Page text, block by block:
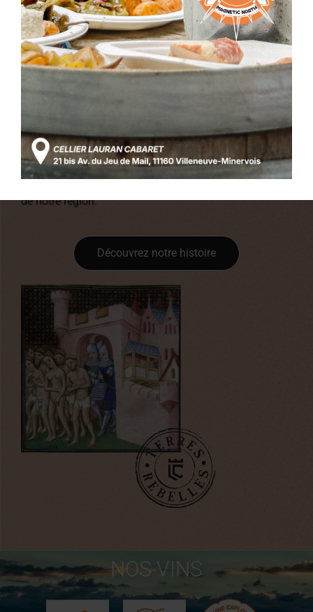
L'HISTOIRE
Plus tard, le Seigneur Cabaret de Lauran défendit notre
région lors de la croisade des Albigeois. Capitelles,
tombeau romain et tours médiévales sont là pour
témoigner de la richesse de notre patrimoine
historique. La viticulture demeure l’activité principale
de notre région.
Découvrez notre histoire
NOS VINS